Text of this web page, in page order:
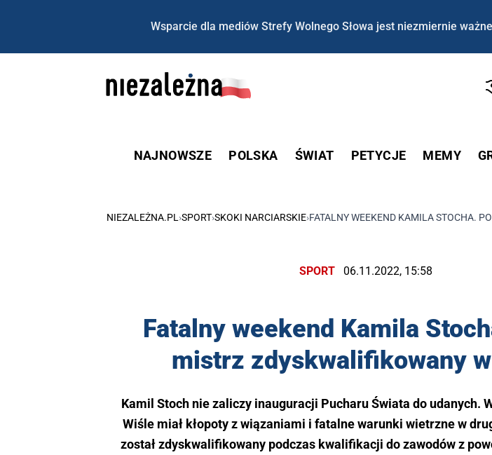
Wsparcie dla mediów Strefy Wolnego Słowa jest niezmiernie
NAJNOWSZE POLSKA ŚWIAT PETYCJE MEMY
NIEZALEŻNA.PL ›SPORT›SKOKI NARCIARSKIE›FATALNY WEEKEND KAMILA STOCHA.
SPORT 06.11.2022, 15:58
Fatalny weekend Kamila
mistrz zdyskwalifikowany
Kamil Stoch nie zaliczy inauguracji Pucharu Świata do udanych.
Wiśle miał kłopoty z wiązaniami i fatalne warunki wietrzne w
został zdyskwalifikowany podczas kwalifikacji do zawodów z